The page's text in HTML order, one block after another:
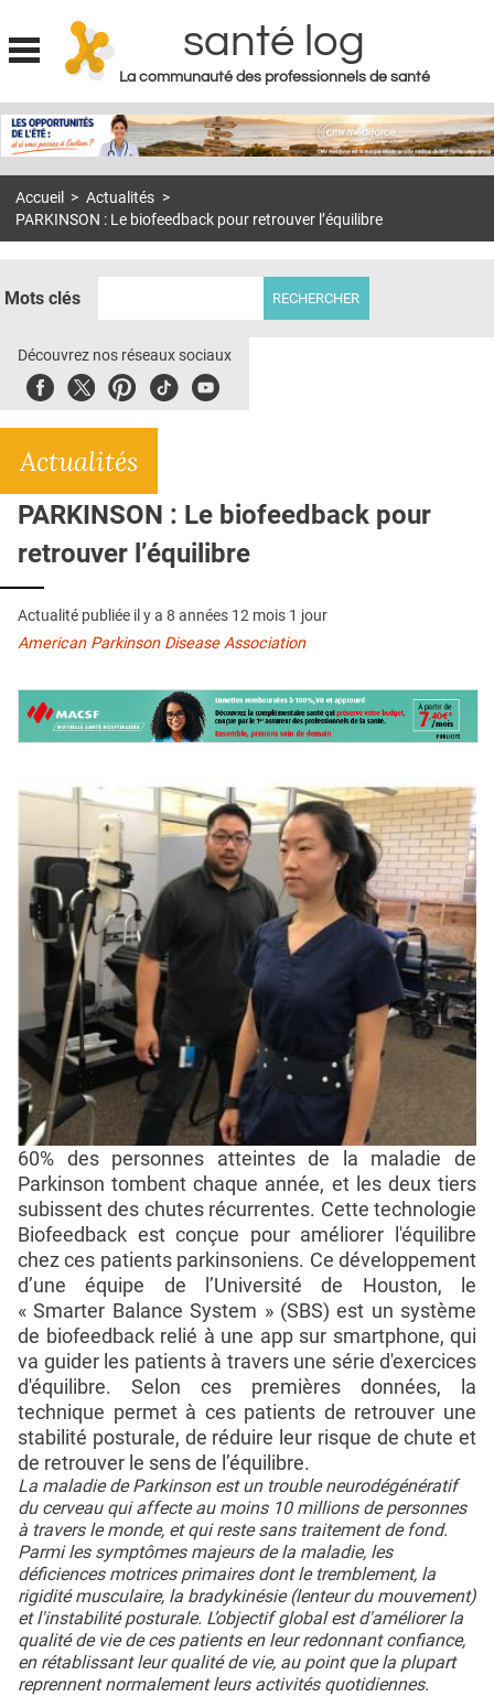
Jump to navigation
santé log
La communauté des professionnels de santé
MON COMPTE
S'ABONNER À LA REVUE SOIN À DOMICILE
DOSSIERS
E-REVUE SAD
L'APP
QUI SOMMES-NOUS ?
PUBLICITÉ
CONDITIONS GÉNÉRALES
CONTACT
Accueil > Actualités >
PARKINSON : Le biofeedback pour retrouver l’équilibre
Mots clés
Découvrez nos réseaux sociaux
FacebookTwitterPinterest
TiktokYoubute
Actualités
PARKINSON : Le biofeedback pour
retrouver l’équilibre
Actualité publiée il y a 8 années 12 mois 1 jour
American Parkinson Disease Association
60% des personnes atteintes de la maladie de
Parkinson tombent chaque année, et les deux tiers
subissent des chutes récurrentes. Cette technologie
Biofeedback est conçue pour améliorer l'équilibre
chez ces patients parkinsoniens. Ce développement
d’une équipe de l’Université de Houston, le
« Smarter Balance System » (SBS) est un système
de biofeedback relié à une app sur smartphone, qui
va guider les patients à travers une série d'exercices
d'équilibre. Selon ces premières données, la
technique permet à ces patients de retrouver une
stabilité posturale, de réduire leur risque de chute et
de retrouver le sens de l’équilibre.
La maladie de Parkinson est un trouble neurodégénératif
du cerveau qui affecte au moins 10 millions de personnes
à travers le monde, et qui reste sans traitement de fond.
Parmi les symptômes majeurs de la maladie, les
déficiences motrices primaires dont le tremblement, la
rigidité musculaire, la bradykinésie (lenteur du mouvement)
et l'instabilité posturale. L’objectif global est d'améliorer la
qualité de vie de ces patients en leur redonnant confiance,
en rétablissant leur qualité de vie, au point que la plupart
reprennent normalement leurs activités quotidiennes.